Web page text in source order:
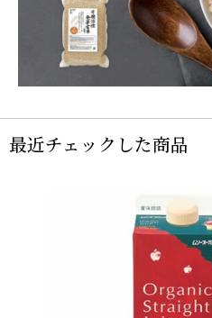
最近チェックした商品